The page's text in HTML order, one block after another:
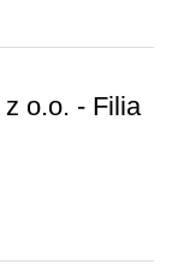
o.o. - Filia